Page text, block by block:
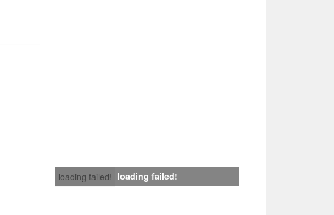
loading failed! loading failed!